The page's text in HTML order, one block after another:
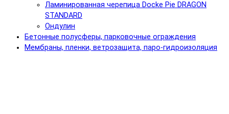
Ламинированная черепица Docke Pie DRAGON
STANDARD
Ондулин
Бетонные полусферы, парковочные ограждения
Мембраны, пленки, ветрозащита, паро-гидроизоляция